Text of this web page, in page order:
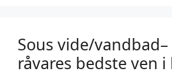
Sous vide/
råvares bedste ven